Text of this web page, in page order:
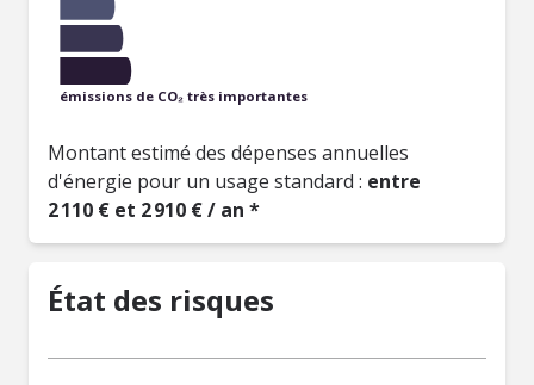
émissions de CO₂ très importantes
Montant estimé des dépenses annuelles
d'énergie pour un usage standard : entre
2 110 € et 2 910 € / an *
État des risques